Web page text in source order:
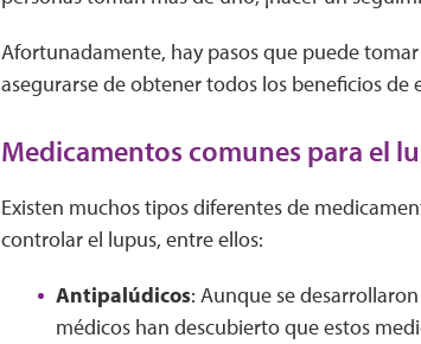
Afortunadamente, hay pasos que puede
asegurarse de obtener todos los beneficios de
Medicamentos comunes para el
Existen muchos tipos diferentes de
controlar el lupus, entre ellos:
Antipalúdicos: Aunque se
médicos han descubierto que estos